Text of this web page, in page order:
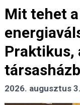
Mit tehet
Praktikus,
2026. augusztus 3.